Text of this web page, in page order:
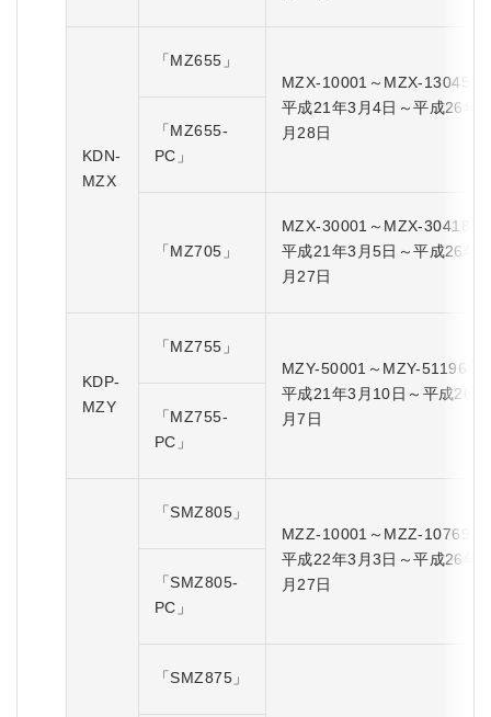
KDN-
MZX
「MZ655」
MZX-10001～MZX-13045
平成21年3月4日～平成26年
月28日
「MZ655-
PC」
「MZ705」
MZX-30001～MZX-30418
平成21年3月5日～平成26年
月27日
KDP-
MZY
「MZ755」
MZY-50001～MZY-51196
平成21年3月10日～平成26
月7日
「MZ755-
PC」
「SMZ805」
MZZ-10001～MZZ-10769
平成22年3月3日～平成26年3
月27日
「SMZ805-
PC」
「SMZ875」